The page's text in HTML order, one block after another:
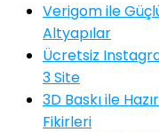
Verigom ile
Altyapılar
Ücretsiz
3 Site
3D Baskı ile
Fikirleri